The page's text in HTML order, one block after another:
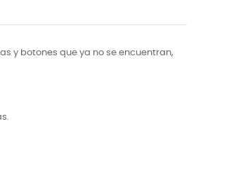
y botones que ya no se encuentran,